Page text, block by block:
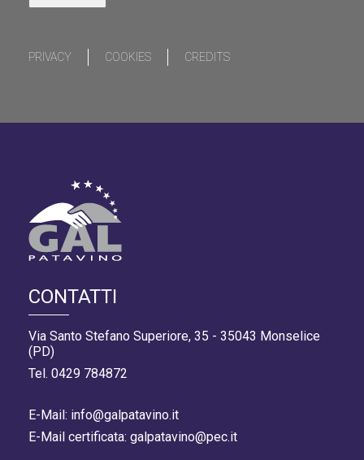
CONTATTI
Via Santo Stefano Superiore, 35 - 35043 Monselice
(PD)
Tel. 0429 784872
E-Mail: info@galpatavino.it
E-Mail certificata: galpatavino@pec.it
PRIVACY COOKIES CREDITS